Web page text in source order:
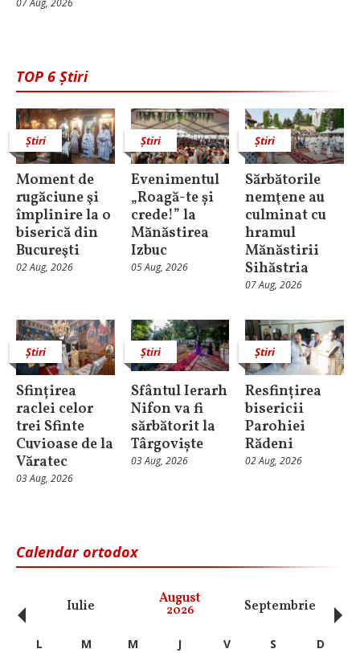
07 Aug, 2026
TOP 6 Știri
Știri
Moment de
rugăciune şi
împlinire la o
biserică din
Bucureşti
02 Aug, 2026
Știri
Evenimentul
„Roagă-te și
crede!” la
Mănăstirea
Izbuc
05 Aug, 2026
Știri
Sărbătorile
nemţene au
culminat cu
hramul
Mănăstirii
Sihăstria
07 Aug, 2026
Știri
Sfințirea
raclei celor
trei Sfinte
Cuvioase de la
Văratec
03 Aug, 2026
Știri
Sfântul Ierarh
Nifon va fi
sărbătorit la
Târgoviște
03 Aug, 2026
Știri
Resfințirea
bisericii
Parohiei
Rădeni
02 Aug, 2026
Calendar ortodox
Iulie August
2026 Septembrie
‹ L M M J V S
D